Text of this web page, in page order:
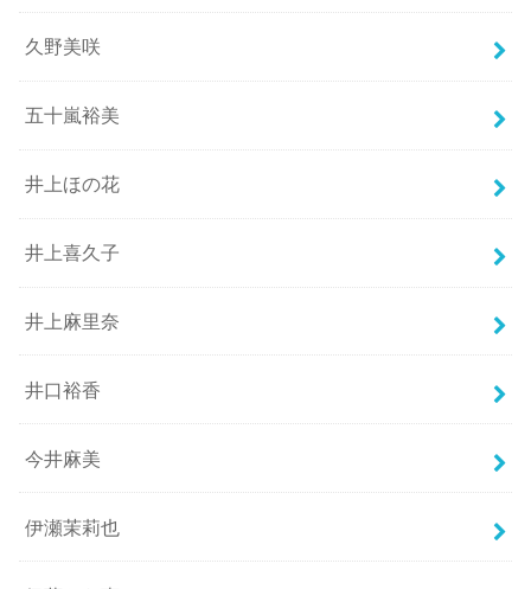
久野美咲
五十嵐裕美
井上ほの花
井上喜久子
井上麻里奈
井口裕香
今井麻美
伊瀬茉莉也